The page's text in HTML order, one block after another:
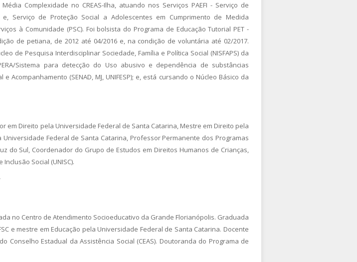
Complexidade no CREAS-Ilha, atuando nos Serviços PAEFI - Serviço de
Serviço de Proteção Social a Adolescentes em Cumprimento de Medida
à Comunidade (PSC). Foi bolsista do Programa de Educação Tutorial PET -
de petiana, de 2012 até 04/2016 e, na condição de voluntária até 02/2017.
de Pesquisa Interdisciplinar Sociedade, Família e Política Social (NISFAPS) da
Sistema para detecção do Uso abusivo e dependência de substâncias
(SENAD, MJ, UNIFESP); e, está cursando o Núcleo Básico da
em Direito pela Universidade Federal de Santa Catarina, Mestre em Direito pela
Federal de Santa Catarina, Professor Permanente dos Programas
do Sul, Coordenador do Grupo de Estudos em Direitos Humanos de Crianças,
Social (UNISC).
no Centro de Atendimento Socioeducativo da Grande Florianópolis. Graduada
e mestre em Educação pela Universidade Federal de Santa Catarina. Docente
Conselho Estadual da Assistência Social (CEAS). Doutoranda do Programa de